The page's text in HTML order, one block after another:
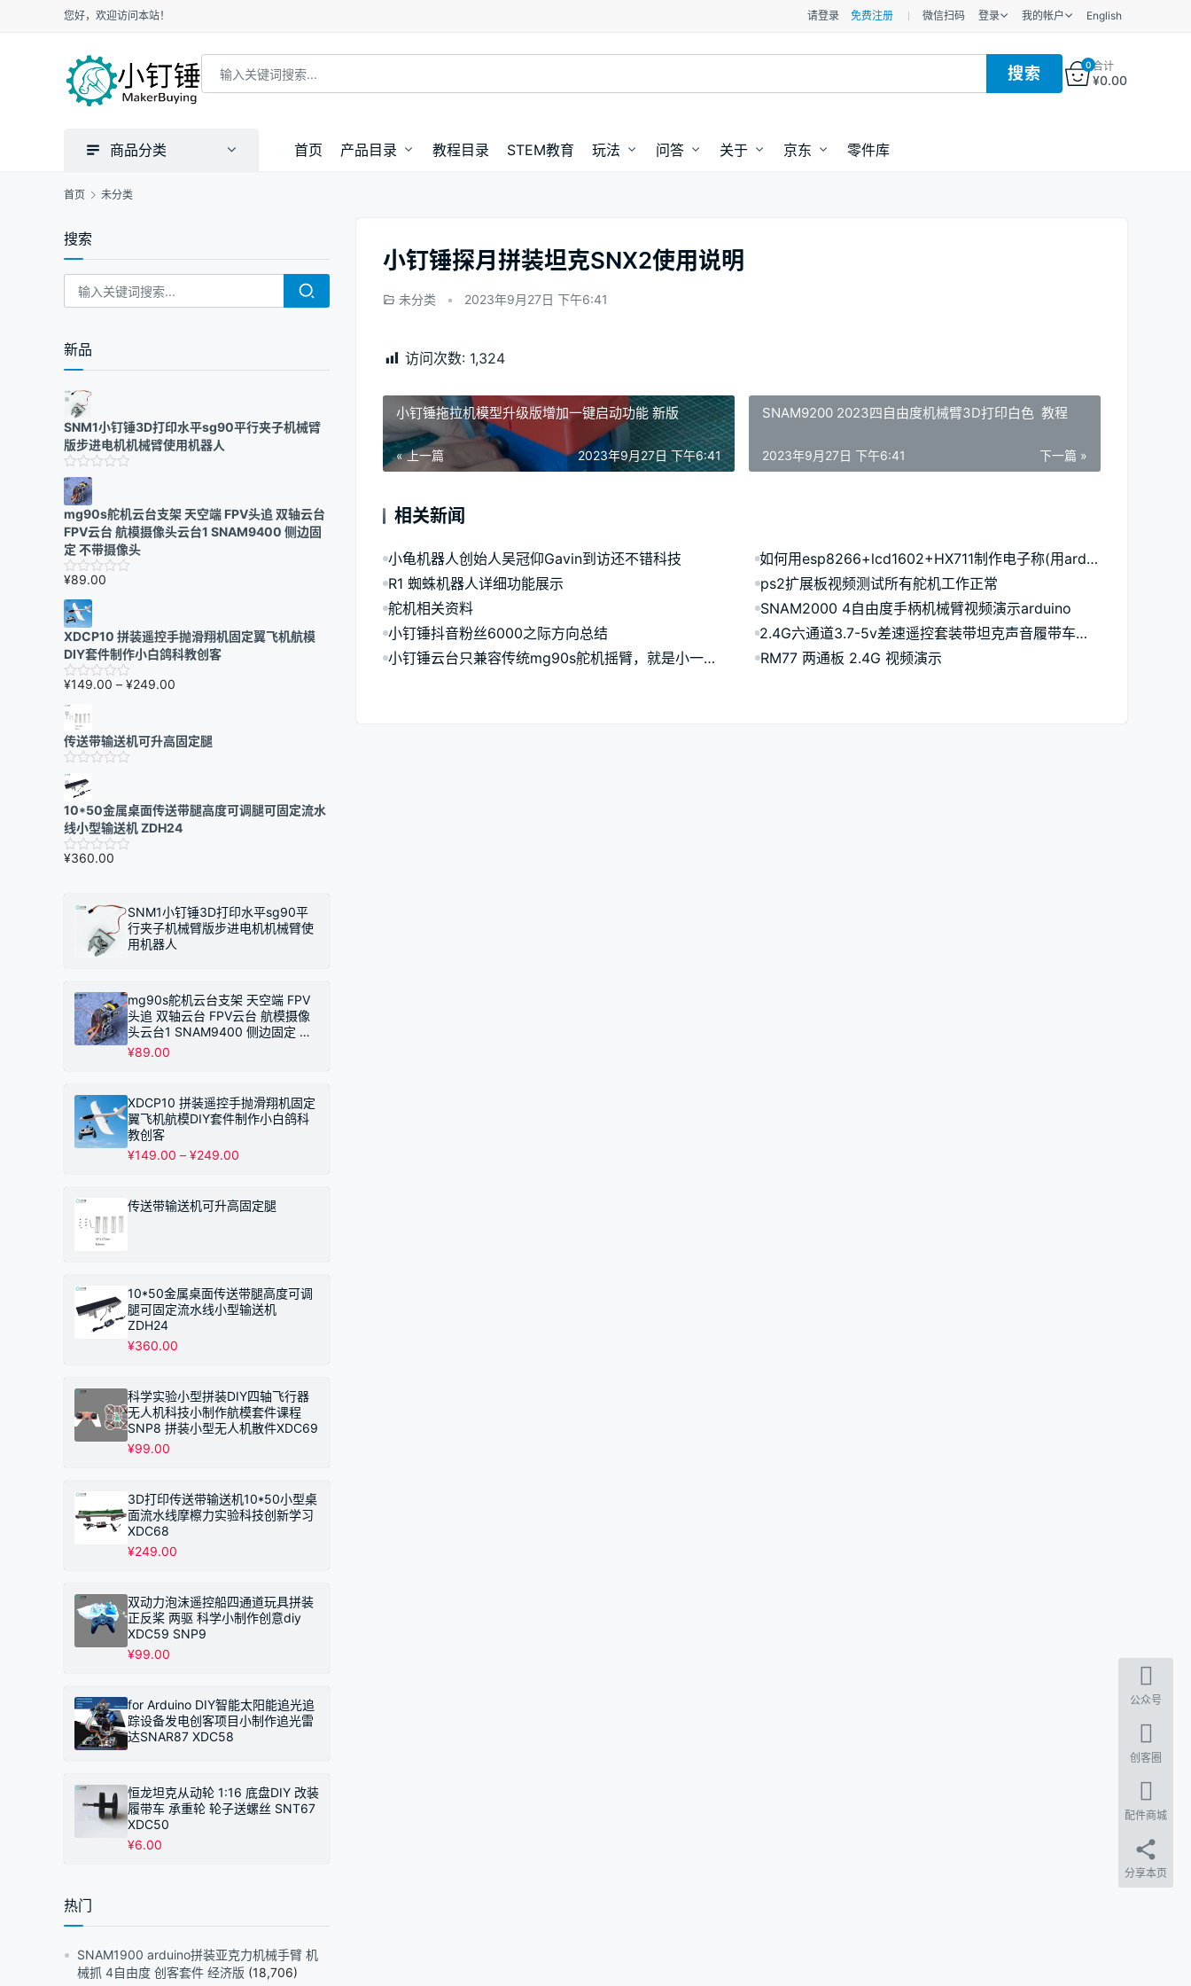
您好，欢迎访问本站！ 请登录 免费注册 微信扫码 登录 我的帐户 English
0合计
¥0.00
商品分类 首页 产品目录 教程目录 STEM教育 玩法 问答 关于 京东 零件库
首页 未分类
小钉锤探月拼装坦克SNX2使用说明
未分类 • 2023年9月27日 下午6:41
访问次数: 1,324
小钉锤拖拉机模型升级版增加一键启动功能 新版
« 上一篇 2023年9月27日 下午6:41
SNAM9200 2023四自由度机械臂3D打印白色 教程
下一篇 »
2023年9月27日 下午6:41
相关新闻
小龟机器人创始人吴冠仰Gavin到访还不错科技
如何用esp8266+lcd1602+HX711制作电子称(用arduino软件录入程序)
R1 蜘蛛机器人详细功能展示
ps2扩展板视频测试所有舵机工作正常
舵机相关资料
SNAM2000 4自由度手柄机械臂视频演示arduino
小钉锤抖音粉丝6000之际方向总结
2.4G六通道3.7-5v差速遥控套装带坦克声音履带车智能演示CZM11
小钉锤云台只兼容传统mg90s舵机摇臂，就是小一点的摇臂
RM77 两通板 2.4G 视频演示
搜索
新品
SNM1小钉锤3D打印水平sg90平行夹子机械臂
版步进电机机械臂使用机器人
mg90s舵机云台支架 天空端 FPV头追 双轴云台
FPV云台 航模摄像头云台1 SNAM9400 侧边固
定 不带摄像头
¥89.00
XDCP10 拼装遥控手抛滑翔机固定翼飞机航模
DIY套件制作小白鸽科教创客
¥149.00 – ¥249.00
围：
传送带输送机可升高固定腿
10*50金属桌面传送带腿高度可调腿可固定流水
线小型输送机 ZDH24
¥360.00
SNM1小钉锤3D打印水平sg90平
行夹子机械臂版步进电机机械臂使
用机器人
mg90s舵机云台支架 天空端 FPV
头追 双轴云台 FPV云台 航模摄像
头云台1 SNAM9400 侧边固定 不
带摄像头
¥89.00
XDCP10 拼装遥控手抛滑翔机固定
翼飞机航模DIY套件制作小白鸽科
教创客
¥149.00 – ¥249.00
围：
传送带输送机可升高固定腿
10*50金属桌面传送带腿高度可调
腿可固定流水线小型输送机
ZDH24
¥360.00
科学实验小型拼装DIY四轴飞行器
无人机科技小制作航模套件课程
SNP8 拼装小型无人机散件XDC69
¥99.00
3D打印传送带输送机10*50小型桌
面流水线摩檫力实验科技创新学习
XDC68
¥249.00
双动力泡沫遥控船四通道玩具拼装
正反桨 两驱 科学小制作创意diy
XDC59 SNP9
¥99.00
for Arduino DIY智能太阳能追光追
踪设备发电创客项目小制作追光雷
达SNAR87 XDC58
恒龙坦克从动轮 1:16 底盘DIY 改装
履带车 承重轮 轮子送螺丝 SNT67
XDC50
¥6.00
热门
SNAM1900 arduino拼装亚克力机械手臂 机
械抓 4自由度 创客套件 经济版 (18,706)
公众号
创客圈
配件商城
分享本页